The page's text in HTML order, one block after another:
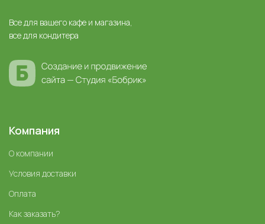
Все для вашего кафе и магазина,
все для кондитера
Компания
О компании
Условия доставки
Оплата
Как заказать?